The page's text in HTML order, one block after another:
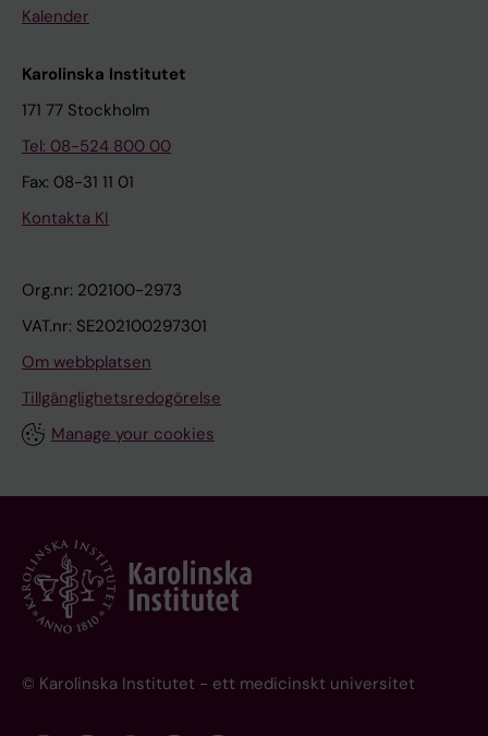
Kalender
Karolinska Institutet
171 77 Stockholm
Tel: 08-524 800 00
Fax: 08-31 11 01
Kontakta KI
Org.nr: 202100-2973
VAT.nr: SE202100297301
Om webbplatsen
Tillgänglighetsredogörelse
Manage your cookies
© Karolinska Institutet - ett medicinskt universitet